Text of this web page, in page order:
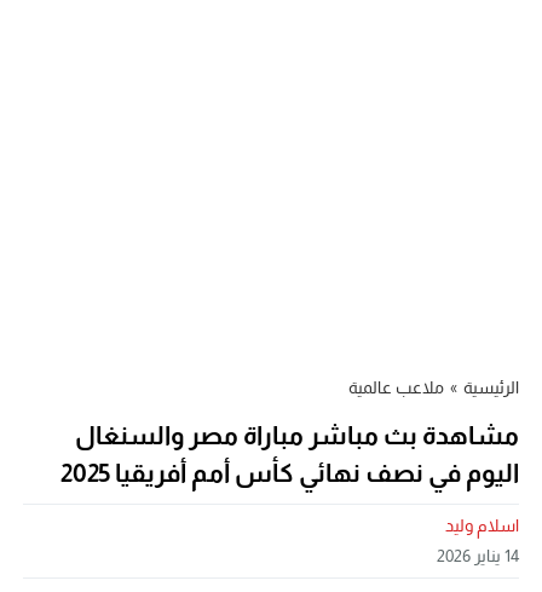
الرئيسية » ملاعب عالمية
مشاهدة بث مباشر مباراة مصر والسنغال
اليوم في نصف نهائي كأس أمم أفريقيا 2025
اسلام وليد
14 يناير 2026